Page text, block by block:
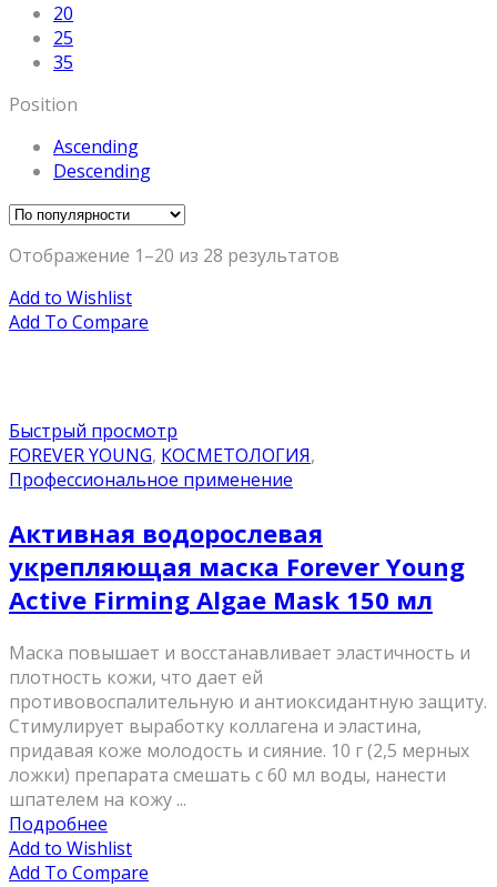
20
25
35
Position
Ascending
Descending
Отображение 1–20 из 28 результатов
Add to Wishlist
Add To Compare
Быстрый просмотр
FOREVER YOUNG, КОСМЕТОЛОГИЯ,
Профессиональное применение
Активная водорослевая
укрепляющая маска Forever Young
Active Firming Algae Mask 150 мл
Маска повышает и восстанавливает эластичность и
плотность кожи, что дает ей
противовоспалительную и антиоксидантную защиту.
Стимулирует выработку коллагена и эластина,
придавая коже молодость и сияние. 10 г (2,5 мерных
ложки) препарата смешать с 60 мл воды, нанести
шпателем на кожу ...
Подробнее
Add to Wishlist
Add To Compare